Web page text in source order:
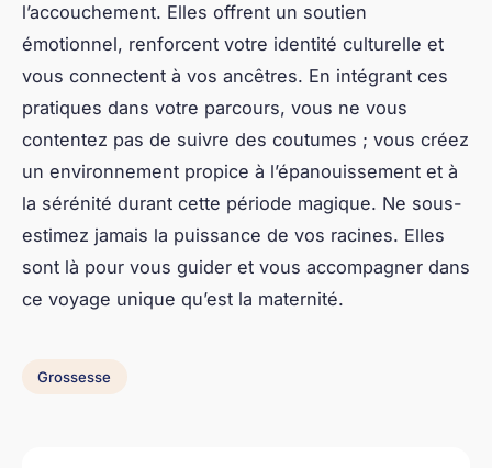
l’accouchement. Elles offrent un soutien
émotionnel, renforcent votre identité culturelle et
vous connectent à vos ancêtres. En intégrant ces
pratiques dans votre parcours, vous ne vous
contentez pas de suivre des coutumes ; vous créez
un environnement propice à l’épanouissement et à
la sérénité durant cette période magique. Ne sous-
estimez jamais la puissance de vos racines. Elles
sont là pour vous guider et vous accompagner dans
ce voyage unique qu’est la maternité.
Grossesse